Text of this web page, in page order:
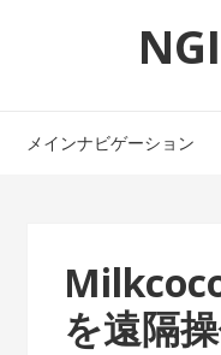
シ
ツ
メインナビゲーション
を遠隔